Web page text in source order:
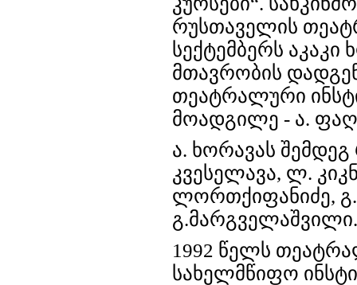
რუსთაველის
სექტემბერს აკაკი
მთავრობის
თეატრალური
მოადგილე - ა.
ა. ხორავას
კვესელავა, ლ.
ლორთქიფანიძე,
გ.მარგველაშვილი.
1992 წელს
სახელმწიფო